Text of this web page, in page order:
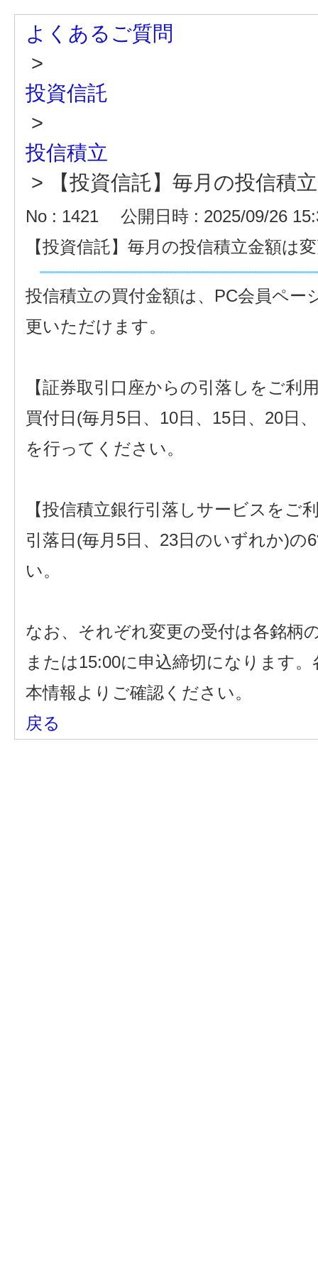
よくあるご質問
>
投資信託
>
投信積立
>
【投資信託】毎月の投信積
No : 1421
公開日時 : 2025/09/26
【投資信託】毎月の投信積立金額は
投信積立の買付金額は、PC会員ペー
更いただけます。
【証券取引口座からの引落しをご利
買付日(毎月5日、10日、15日、20日
を行ってください。
【投信積立銀行引落しサービスをご
引落日(毎月5日、23日のいずれか)
い。
なお、それぞれ変更の受付は各銘柄
または15:00に申込締切になります
本情報よりご確認ください。
戻る